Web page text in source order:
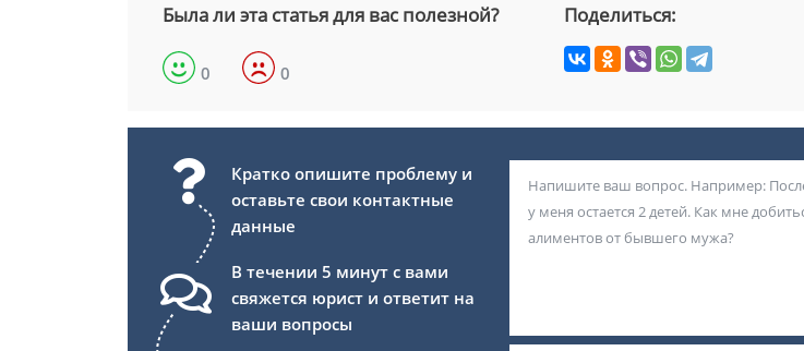
Была ли эта статья для вас полезной?
0 0
Поделиться:
Кратко опишите проблему и
оставьте свои контактные
данные
В течении 5 минут с вами
свяжется юрист и ответит на
ваши вопросы